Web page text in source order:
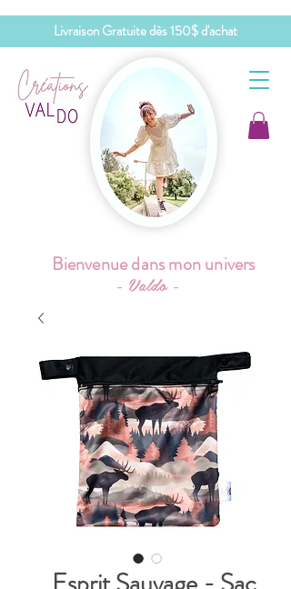
Livraison Gratuite dès 150$ d'achat
- Valdo -
Bienvenue dans mon univers